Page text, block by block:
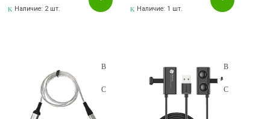
Наличие: 2 шт. Наличие: 1 шт.